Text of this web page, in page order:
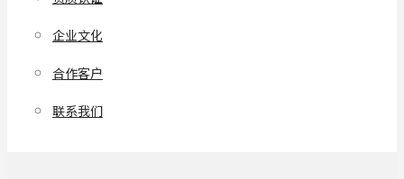
企业文化
合作客户
联系我们